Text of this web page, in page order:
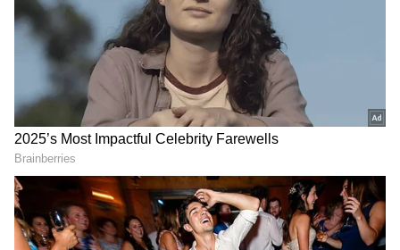
Skoda Kylaq
முதல் 33,333 வாங்குபவர்களுக்கு, ஸ்கோடா
கியூலாக் (Skoda Kylaq) 4-மீட்டருக்கும்
குறைவான சிறிய SUVகளில் மிகக் குறைந்த
பராமரிப்புச் செலவுகளை ரூ.0.24/கிமீ என்ற